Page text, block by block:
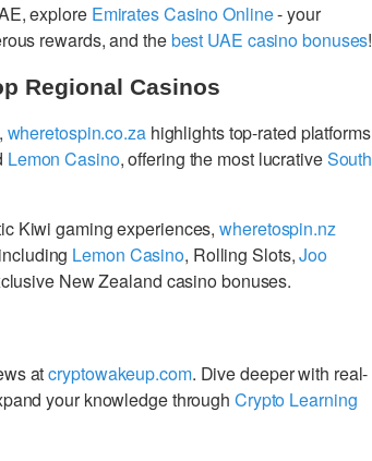
explore Emirates Casino Online- your
rewards, and thebest UAE casino bonuses!
Regional Casinos
wheretospin.co.zahighlights top-rated platforms
Lemon Casino, offering the most lucrativeSouth
Kiwi gaming experiences,wheretospin.nz
Lemon Casino, Rolling Slots,Joo
New Zealand casino bonuses.
atcryptowakeup.com. Dive deeper with real-
your knowledge through Crypto Learning